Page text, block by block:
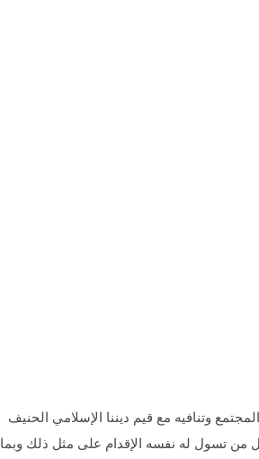
وتنافيه مع قيم ديننا الإسلامي الحنيف
كل من تسول له نفسه الإقدام على مثل ذلك وبما